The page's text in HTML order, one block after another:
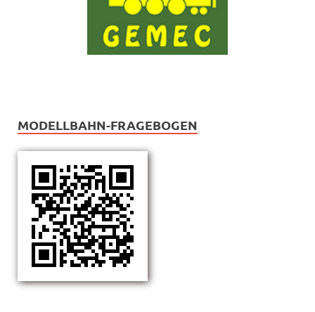
MODELLBAHN-FRAGEBOGEN